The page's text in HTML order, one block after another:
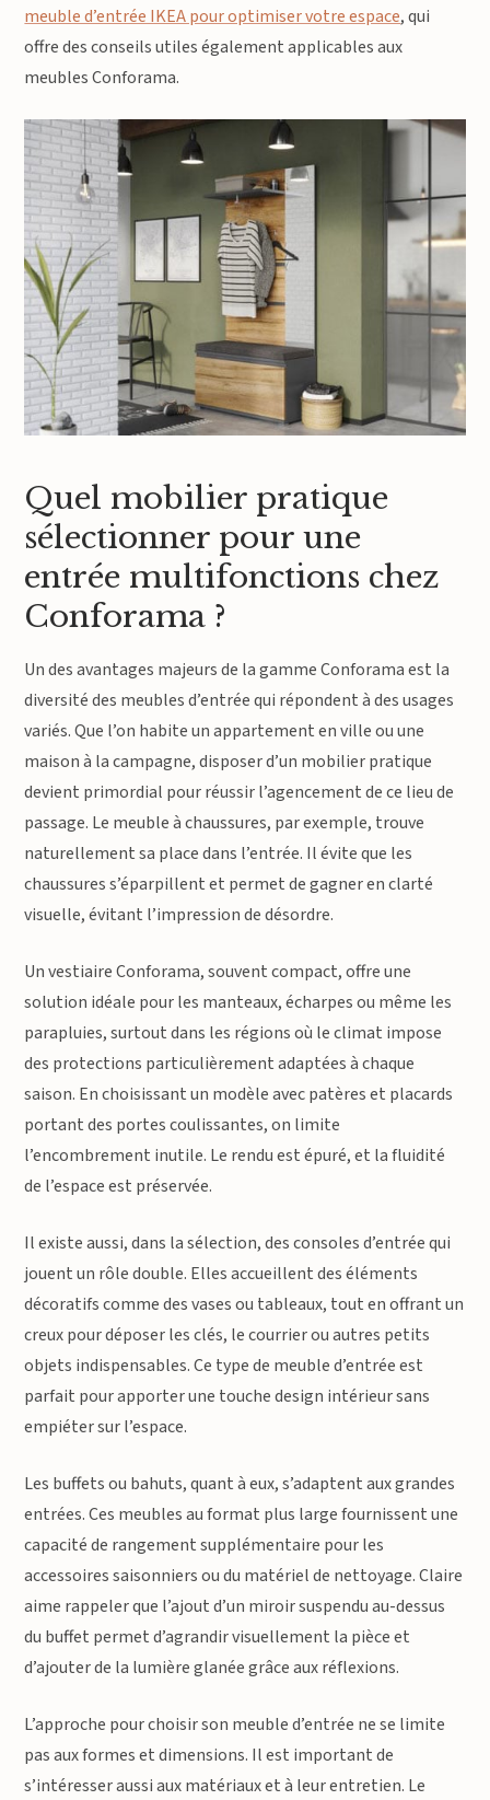
meuble d’entrée IKEA pour optimiser votre espace, qui
offre des conseils utiles également applicables aux
meubles Conforama.
Quel mobilier pratique
sélectionner pour une
entrée multifonctions chez
Conforama ?
Un des avantages majeurs de la gamme Conforama est la
diversité des meubles d’entrée qui répondent à des usages
variés. Que l’on habite un appartement en ville ou une
maison à la campagne, disposer d’un mobilier pratique
devient primordial pour réussir l’agencement de ce lieu de
passage. Le meuble à chaussures, par exemple, trouve
naturellement sa place dans l’entrée. Il évite que les
chaussures s’éparpillent et permet de gagner en clarté
visuelle, évitant l’impression de désordre.
Un vestiaire Conforama, souvent compact, offre une
solution idéale pour les manteaux, écharpes ou même les
parapluies, surtout dans les régions où le climat impose
des protections particulièrement adaptées à chaque
saison. En choisissant un modèle avec patères et placards
portant des portes coulissantes, on limite
l’encombrement inutile. Le rendu est épuré, et la fluidité
de l’espace est préservée.
Il existe aussi, dans la sélection, des consoles d’entrée qui
jouent un rôle double. Elles accueillent des éléments
décoratifs comme des vases ou tableaux, tout en offrant un
creux pour déposer les clés, le courrier ou autres petits
objets indispensables. Ce type de meuble d’entrée est
parfait pour apporter une touche design intérieur sans
empiéter sur l’espace.
Les buffets ou bahuts, quant à eux, s’adaptent aux grandes
entrées. Ces meubles au format plus large fournissent une
capacité de rangement supplémentaire pour les
accessoires saisonniers ou du matériel de nettoyage. Claire
aime rappeler que l’ajout d’un miroir suspendu au-dessus
du buffet permet d’agrandir visuellement la pièce et
d’ajouter de la lumière glanée grâce aux réflexions.
L’approche pour choisir son meuble d’entrée ne se limite
pas aux formes et dimensions. Il est important de
s’intéresser aussi aux matériaux et à leur entretien. Le